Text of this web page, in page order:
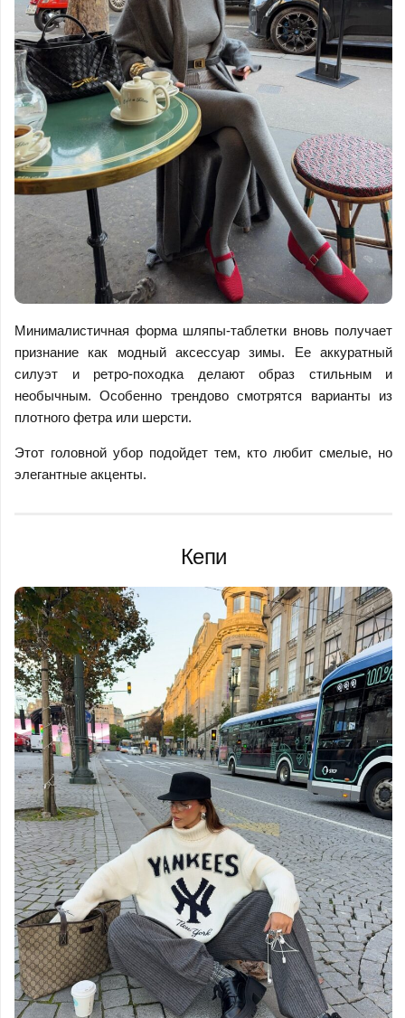
Минималистичная форма шляпы-таблетки вновь получает
признание как модный аксессуар зимы. Ее аккуратный
силуэт и ретро-походка делают образ стильным и
необычным. Особенно трендово смотрятся варианты из
плотного фетра или шерсти.
Этот головной убор подойдет тем, кто любит смелые, но
элегантные акценты.
Кепи